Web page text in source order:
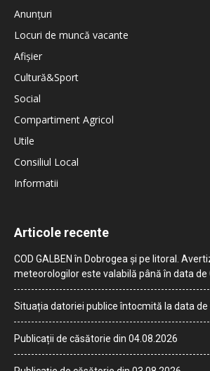
Anunțuri
Locuri de muncă vacante
Afișier
Cultură&Sport
Social
Compartiment Agricol
Utile
Consiliul Local
Informatii
Articole recente
COD GALBEN în Dobrogea și pe litoral.
meteorologilor este valabilă până în data de
Situația datoriei publice întocmită la data de
Publicații de căsătorie din 04.08.2026